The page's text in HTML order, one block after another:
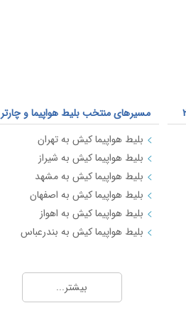
مسیرهای منتخب بلیط هواپیما و چارتر 3
بلیط هواپیما کیش به تهران
بلیط هواپیما کیش به شیراز
بلیط هواپیما کیش به مشهد
بلیط هواپیما کیش به اصفهان
بلیط هواپیما کیش به اهواز
بلیط هواپیما کیش به بندرعباس
بیشتر...